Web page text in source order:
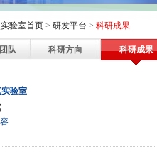
验室首页 > 研发平台 > 科研成果
队 科研方向 科研成果
验室